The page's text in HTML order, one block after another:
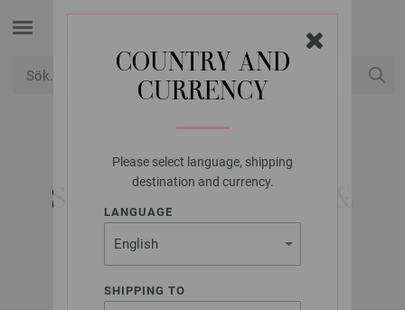
COUNTRY AND
CURRENCY
Please select language, shipping
destination and currency.
LANGUAGE
SHIPPING TO
LANA GROSSA
SHOPPER THE BAST &
GLAMOUR
Bags No. 3 | Modell 2